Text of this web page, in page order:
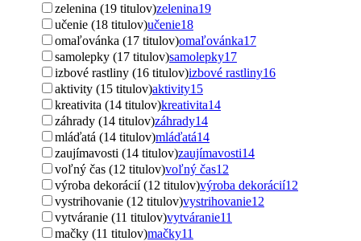
zelenina (19 titulov)zelenina19
učenie (18 titulov)učenie18
omaľovánka (17 titulov)omaľovánka17
samolepky (17 titulov)samolepky17
izbové rastliny (16 titulov)izbové rastliny16
aktivity (15 titulov)aktivity15
kreativita (14 titulov)kreativita14
záhrady (14 titulov)záhrady14
mláďatá (14 titulov)mláďatá14
zaujímavosti (14 titulov)zaujímavosti14
voľný čas (12 titulov)voľný čas12
výroba dekorácií (12 titulov)výroba dekorácií12
vystrihovanie (12 titulov)vystrihovanie12
vytváranie (11 titulov)vytváranie11
mačky (11 titulov)mačky11